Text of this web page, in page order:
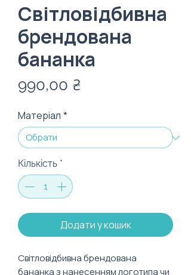
Світловідбивна
брендована
бананка
990,00 ₴
Матеріал *
Кількість *
Додати у кошик
Світловідбивна брендована
бананка з нанесенням логотипа чи